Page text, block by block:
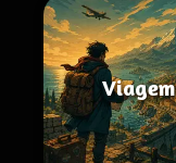
Viagem